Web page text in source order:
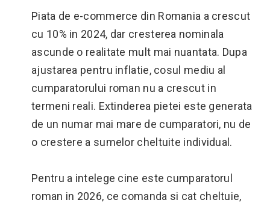
Piata de e-commerce din Romania a crescut
cu 10% in 2024, dar cresterea nominala
ascunde o realitate mult mai nuantata. Dupa
ajustarea pentru inflatie, cosul mediu al
cumparatorului roman nu a crescut in
termeni reali. Extinderea pietei este generata
de un numar mai mare de cumparatori, nu de
o crestere a sumelor cheltuite individual.
Pentru a intelege cine este cumparatorul
roman in 2026, ce comanda si cat cheltuie,